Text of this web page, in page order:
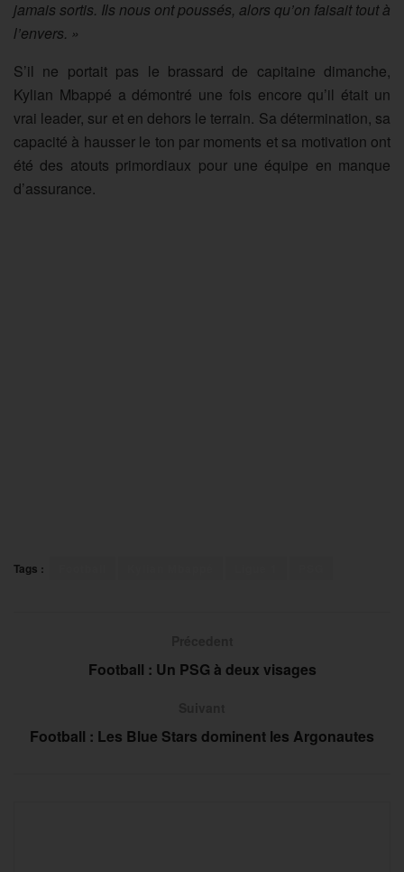
jamais sortis. Ils nous ont poussés, alors qu’on faisait tout à
l’envers. »
S’il ne portait pas le brassard de capitaine dimanche,
Kylian Mbappé a démontré une fois encore qu’il était un
vrai leader, sur et en dehors le terrain. Sa détermination, sa
capacité à hausser le ton par moments et sa motivation ont
été des atouts primordiaux pour une équipe en manque
d’assurance.
Tags :
Football : Un PSG à deux visages
Football : Les Blue Stars dominent les Argonautes